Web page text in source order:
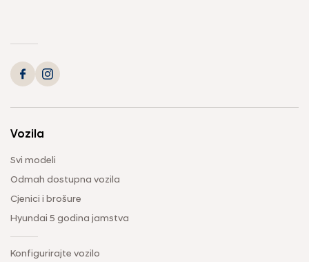
Vozila
Svi modeli
Odmah dostupna vozila
Cjenici i brošure
Hyundai 5 godina jamstva
Konfigurirajte vozilo